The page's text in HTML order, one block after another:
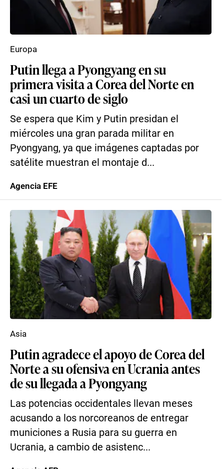
Putin llega a Pyongyang en su
primera visita a Corea del Norte en
casi un cuarto de siglo
Se espera que Kim y Putin presidan el
miércoles una gran parada militar en
Pyongyang, ya que imágenes captadas por
satélite muestran el montaje d...
Europa
Agencia EFE
Putin agradece el apoyo de Corea del
Norte a su ofensiva en Ucrania antes
de su llegada a Pyongyang
Las potencias occidentales llevan meses
acusando a los norcoreanos de entregar
municiones a Rusia para su guerra en
Ucrania, a cambio de asistenc...
Asia